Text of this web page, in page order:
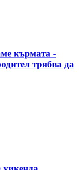
кърмата -
трябва да